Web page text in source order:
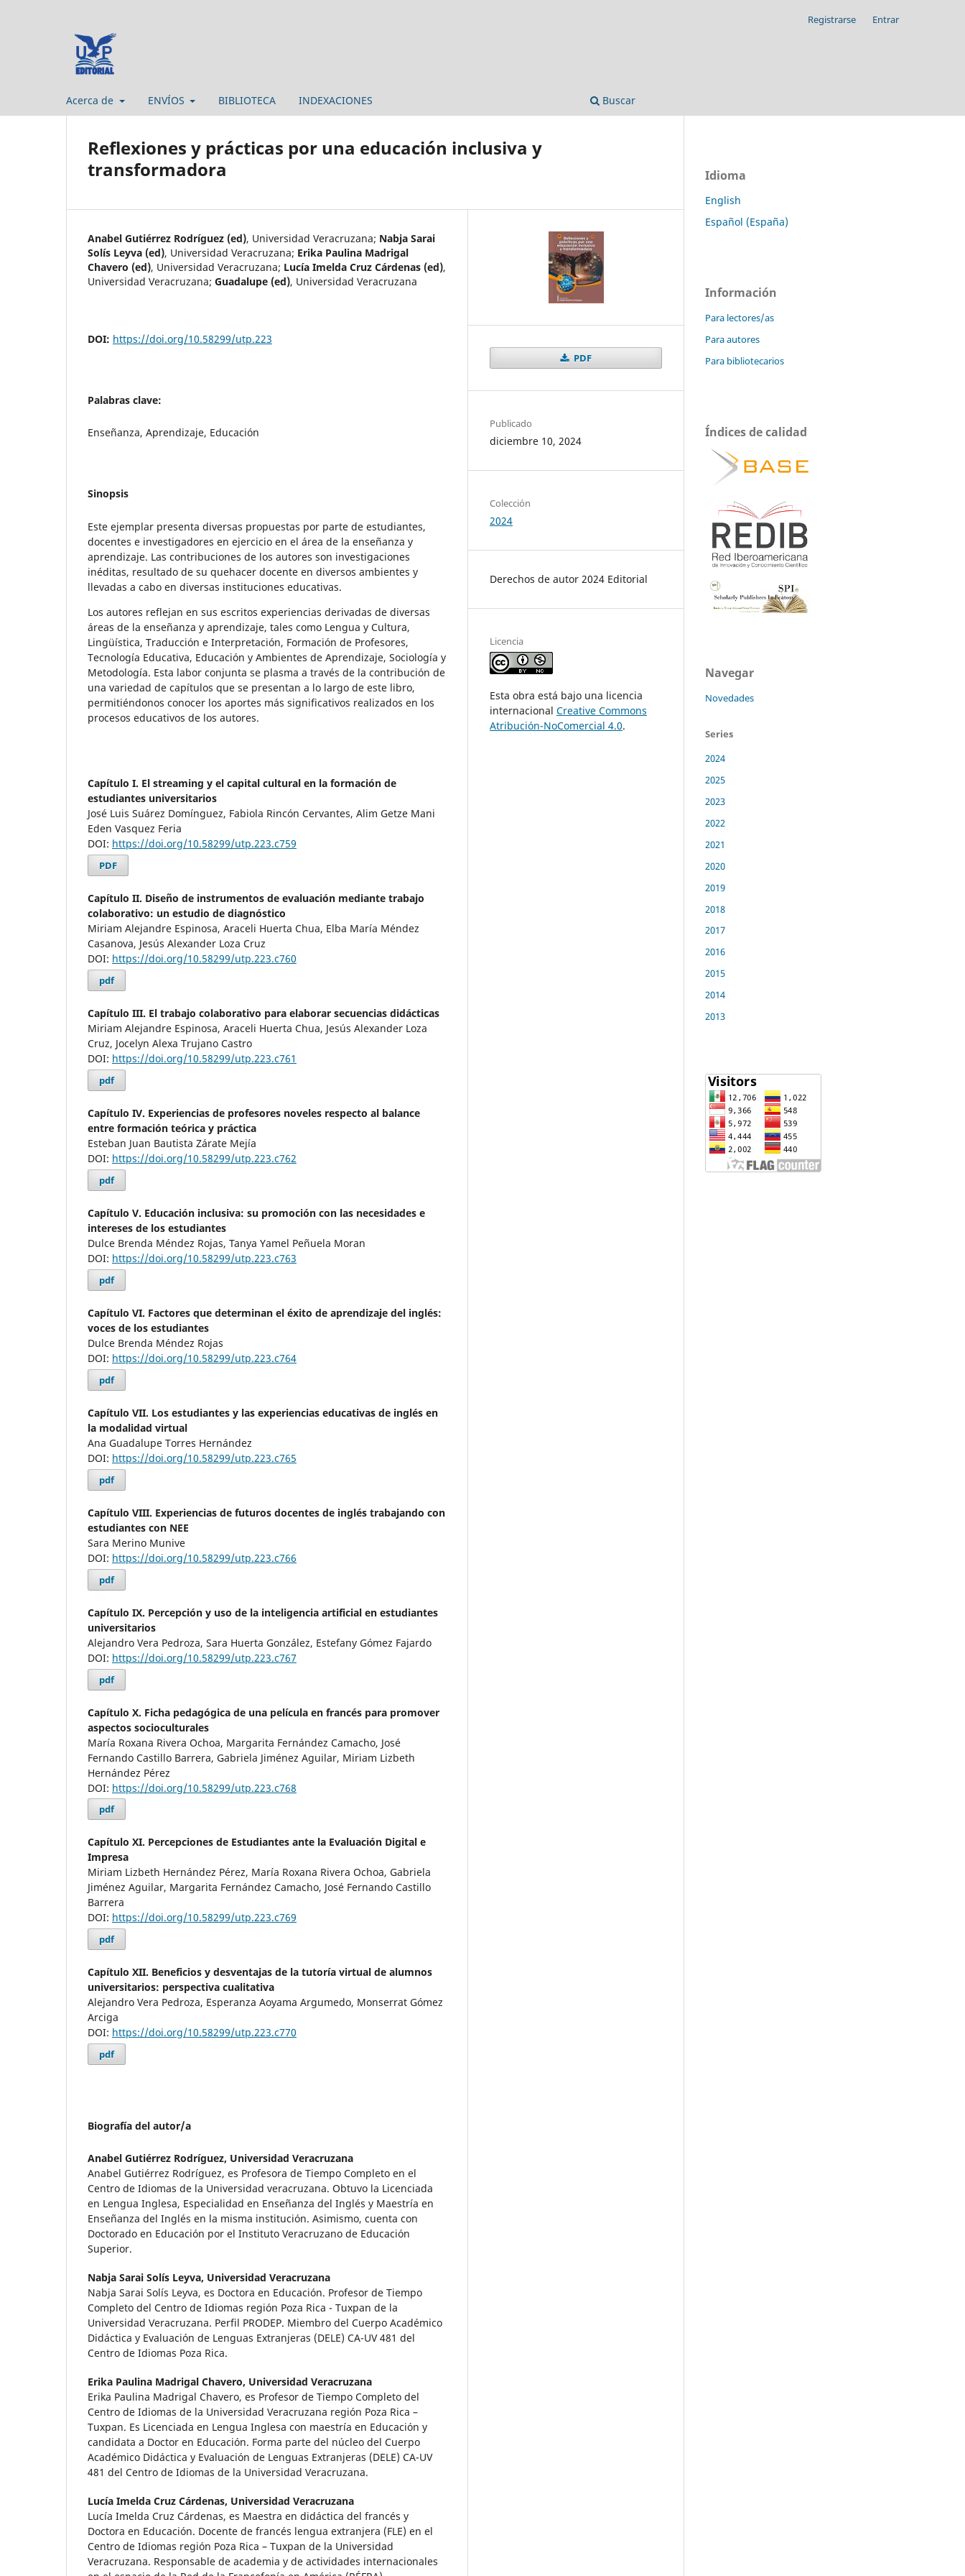
Acerca de ENVÍOS BIBLIOTECA INDEXACIONES Buscar
Registrarse Entrar
Reflexiones y prácticas por una educación inclusiva y
transformadora
Anabel Gutiérrez Rodríguez (ed), Universidad Veracruzana; Nabja Sarai
Solís Leyva (ed), Universidad Veracruzana; Erika Paulina Madrigal
Chavero (ed), Universidad Veracruzana; Lucía Imelda Cruz Cárdenas (ed),
Universidad Veracruzana; Guadalupe (ed), Universidad Veracruzana
DOI: https://doi.org/10.58299/utp.223
Palabras clave:
Enseñanza, Aprendizaje, Educación
Sinopsis
Este ejemplar presenta diversas propuestas por parte de estudiantes,
docentes e investigadores en ejercicio en el área de la enseñanza y
aprendizaje. Las contribuciones de los autores son investigaciones
inéditas, resultado de su quehacer docente en diversos ambientes y
llevadas a cabo en diversas instituciones educativas.
Los autores reflejan en sus escritos experiencias derivadas de diversas
áreas de la enseñanza y aprendizaje, tales como Lengua y Cultura,
Lingüística, Traducción e Interpretación, Formación de Profesores,
Tecnología Educativa, Educación y Ambientes de Aprendizaje, Sociología y
Metodología. Esta labor conjunta se plasma a través de la contribución de
una variedad de capítulos que se presentan a lo largo de este libro,
permitiéndonos conocer los aportes más significativos realizados en los
procesos educativos de los autores.
Capítulo I. El streaming y el capital cultural en la formación de
estudiantes universitarios
José Luis Suárez Domínguez, Fabiola Rincón Cervantes, Alim Getze Mani
Eden Vasquez Feria
DOI: https://doi.org/10.58299/utp.223.c759
PDF
Capítulo II. Diseño de instrumentos de evaluación mediante trabajo
colaborativo: un estudio de diagnóstico
Miriam Alejandre Espinosa, Araceli Huerta Chua, Elba María Méndez
Casanova, Jesús Alexander Loza Cruz
DOI: https://doi.org/10.58299/utp.223.c760
pdf
Capítulo III. El trabajo colaborativo para elaborar secuencias didácticas
Miriam Alejandre Espinosa, Araceli Huerta Chua, Jesús Alexander Loza
Cruz, Jocelyn Alexa Trujano Castro
DOI: https://doi.org/10.58299/utp.223.c761
pdf
Capítulo IV. Experiencias de profesores noveles respecto al balance
entre formación teórica y práctica
Esteban Juan Bautista Zárate Mejía
DOI: https://doi.org/10.58299/utp.223.c762
pdf
Capítulo V. Educación inclusiva: su promoción con las necesidades e
intereses de los estudiantes
Dulce Brenda Méndez Rojas, Tanya Yamel Peñuela Moran
DOI: https://doi.org/10.58299/utp.223.c763
pdf
Capítulo VI. Factores que determinan el éxito de aprendizaje del inglés:
voces de los estudiantes
Dulce Brenda Méndez Rojas
DOI: https://doi.org/10.58299/utp.223.c764
pdf
Capítulo VII. Los estudiantes y las experiencias educativas de inglés en
la modalidad virtual
Ana Guadalupe Torres Hernández
DOI: https://doi.org/10.58299/utp.223.c765
pdf
Capítulo VIII. Experiencias de futuros docentes de inglés trabajando con
estudiantes con NEE
Sara Merino Munive
DOI: https://doi.org/10.58299/utp.223.c766
pdf
Capítulo IX. Percepción y uso de la inteligencia artificial en estudiantes
universitarios
Alejandro Vera Pedroza, Sara Huerta González, Estefany Gómez Fajardo
DOI: https://doi.org/10.58299/utp.223.c767
pdf
Capítulo X. Ficha pedagógica de una película en francés para promover
aspectos socioculturales
María Roxana Rivera Ochoa, Margarita Fernández Camacho, José
Fernando Castillo Barrera, Gabriela Jiménez Aguilar, Miriam Lizbeth
Hernández Pérez
DOI: https://doi.org/10.58299/utp.223.c768
pdf
Capítulo XI. Percepciones de Estudiantes ante la Evaluación Digital e
Impresa
Miriam Lizbeth Hernández Pérez, María Roxana Rivera Ochoa, Gabriela
Jiménez Aguilar, Margarita Fernández Camacho, José Fernando Castillo
Barrera
DOI: https://doi.org/10.58299/utp.223.c769
pdf
Capítulo XII. Beneficios y desventajas de la tutoría virtual de alumnos
universitarios: perspectiva cualitativa
Alejandro Vera Pedroza, Esperanza Aoyama Argumedo, Monserrat Gómez
Arciga
DOI: https://doi.org/10.58299/utp.223.c770
pdf
Biografía del autor/a
Anabel Gutiérrez Rodríguez, Universidad Veracruzana
Anabel Gutiérrez Rodríguez, es Profesora de Tiempo Completo en el
Centro de Idiomas de la Universidad veracruzana. Obtuvo la Licenciada
en Lengua Inglesa, Especialidad en Enseñanza del Inglés y Maestría en
Enseñanza del Inglés en la misma institución. Asimismo, cuenta con
Doctorado en Educación por el Instituto Veracruzano de Educación
Superior.
Nabja Sarai Solís Leyva, Universidad Veracruzana
Nabja Sarai Solís Leyva, es Doctora en Educación. Profesor de Tiempo
Completo del Centro de Idiomas región Poza Rica - Tuxpan de la
Universidad Veracruzana. Perfil PRODEP. Miembro del Cuerpo Académico
Didáctica y Evaluación de Lenguas Extranjeras (DELE) CA-UV 481 del
Centro de Idiomas Poza Rica.
Erika Paulina Madrigal Chavero, Universidad Veracruzana
Erika Paulina Madrigal Chavero, es Profesor de Tiempo Completo del
Centro de Idiomas de la Universidad Veracruzana región Poza Rica –
Tuxpan. Es Licenciada en Lengua Inglesa con maestría en Educación y
candidata a Doctor en Educación. Forma parte del núcleo del Cuerpo
Académico Didáctica y Evaluación de Lenguas Extranjeras (DELE) CA-UV
481 del Centro de Idiomas de la Universidad Veracruzana.
Lucía Imelda Cruz Cárdenas, Universidad Veracruzana
Lucía Imelda Cruz Cárdenas, es Maestra en didáctica del francés y
Doctora en Educación. Docente de francés lengua extranjera (FLE) en el
Centro de Idiomas región Poza Rica – Tuxpan de la Universidad
Veracruzana. Responsable de academia y de actividades internacionales
PDF
Publicado
diciembre 10, 2024
Colección
2024
Derechos de autor 2024 Editorial
Licencia
Esta obra está bajo una licencia
internacional Creative Commons
Atribución-NoComercial 4.0.
Idioma
English
Español (España)
Información
Para lectores/as
Para autores
Para bibliotecarios
Índices de calidad
Navegar
Novedades
Series
2024
2025
2023
2022
2021
2020
2019
2018
2017
2016
2015
2014
2013